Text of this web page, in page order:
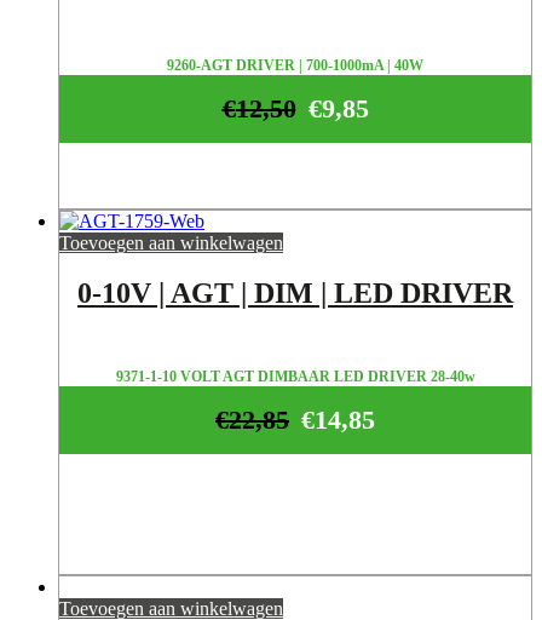
9260-AGT DRIVER | 700-1000mA | 40W
€9,85
€12,50
Toevoegen aan winkelwagen
0-10V | AGT | DIM | LED DRIVER
9371-1-10 VOLT AGT DIMBAAR LED DRIVER 28-40w
€14,85
€22,85
Toevoegen aan winkelwagen